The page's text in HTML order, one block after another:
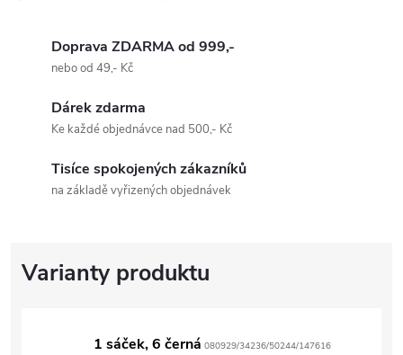
Doprava ZDARMA od 999,-
nebo od 49,- Kč
Dárek zdarma
Ke každé objednávce nad 500,- Kč
Tisíce spokojených zákazníků
na základě vyřizených objednávek
1 sáček, 6 černá 080929/34236/50244/147616